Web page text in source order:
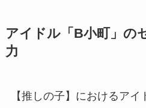
アイドル「B小町」の
力
【推しの子】におけるア